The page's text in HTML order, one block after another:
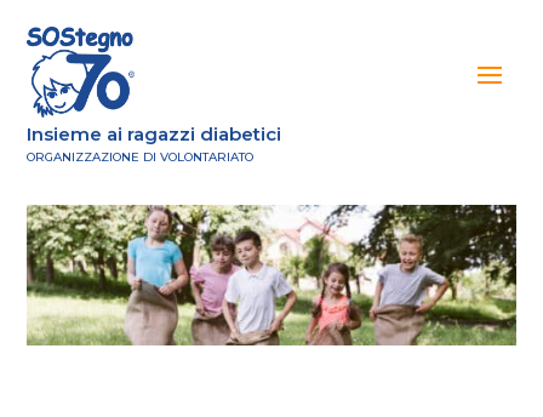
Insieme ai ragazzi diabetici
ORGANIZZAZIONE DI VOLONTARIATO